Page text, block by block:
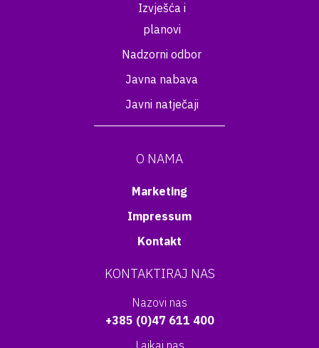
Izvješća i
planovi
Nadzorni odbor
Javna nabava
Javni natječaji
O NAMA
Marketing
Impressum
Kontakt
KONTAKTIRAJ NAS
Nazovi nas
+385 (0)47 611 400
Lajkaj nas